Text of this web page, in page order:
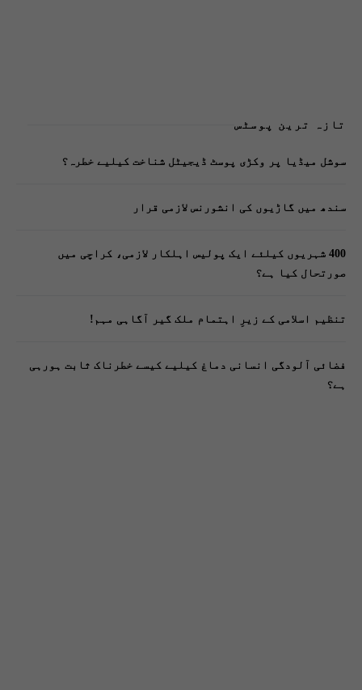
تازہ ترین پوسٹس
سوشل میڈیا پر وکڑی پوسٹ ڈیجیٹل شناخت کیلیے خطرہ؟
سندھ میں گاڑیوں کی انشورنس لازمی قرار
400 شہریوں کیلئے ایک پولیس اہلکار لازمی، کراچی میں
صورتحال کیا ہے؟
تنظیم اسلامی کے زیرِ اہتمام ملک گیر آگاہی مہم!
فضائی آلودگی انسانی دماغ کیلیے کیسے خطرناک ثابت ہورہی
ہے؟